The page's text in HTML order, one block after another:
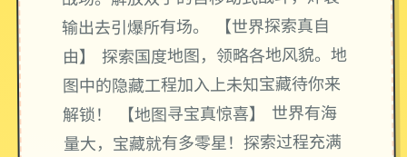
输出去引爆所有场。 【世界探索真自
由】 探索国度地图，领略各地风貌。地
图中的隐藏工程加入上未知宝藏待你来
解锁！ 【地图寻宝真惊喜】 世界有海
量大，宝藏就有多零星！探索过程充满